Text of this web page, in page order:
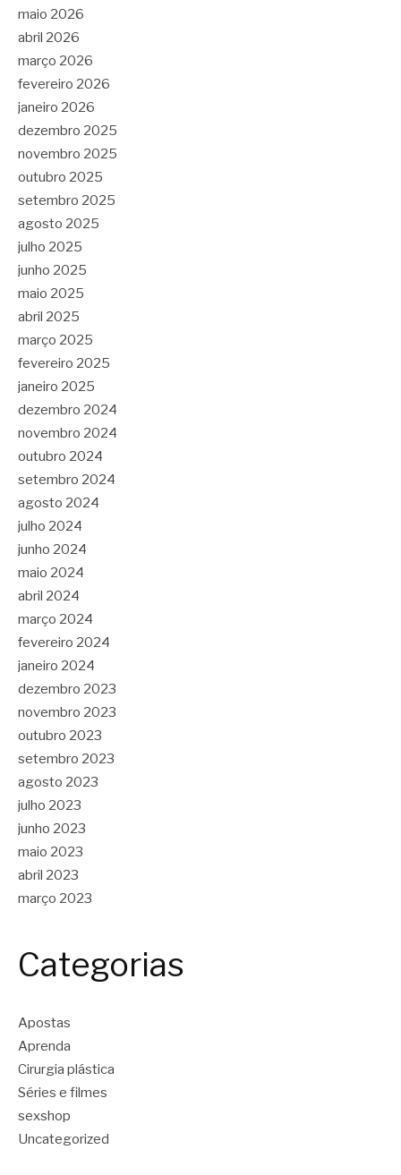
maio 2026
abril 2026
março 2026
fevereiro 2026
janeiro 2026
dezembro 2025
novembro 2025
outubro 2025
setembro 2025
agosto 2025
julho 2025
junho 2025
maio 2025
abril 2025
março 2025
fevereiro 2025
janeiro 2025
dezembro 2024
novembro 2024
outubro 2024
setembro 2024
agosto 2024
julho 2024
junho 2024
maio 2024
abril 2024
março 2024
fevereiro 2024
janeiro 2024
dezembro 2023
novembro 2023
outubro 2023
setembro 2023
agosto 2023
julho 2023
junho 2023
maio 2023
abril 2023
março 2023
Categorias
Apostas
Aprenda
Cirurgia plástica
Séries e filmes
sexshop
Uncategorized